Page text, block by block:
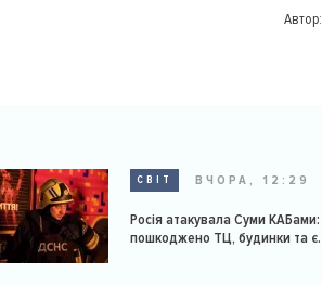
Автор:
СВІТ ВЧОРА, 12:29
Росія атакувала Суми КАБами:
пошкоджено ТЦ, будинки та є